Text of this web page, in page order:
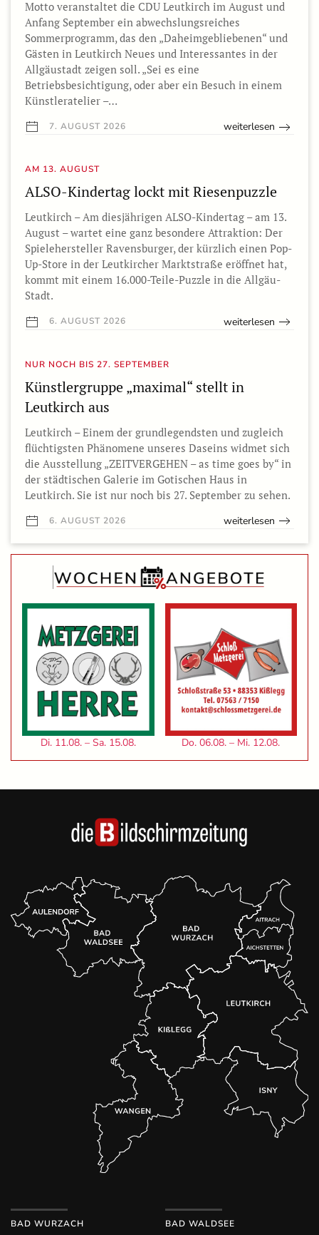
Motto veranstaltet die CDU Leutkirch im August und
Anfang September ein abwechslungsreiches
Sommerprogramm, das den „Daheimgebliebenen“ und
Gästen in Leutkirch Neues und Interessantes in der
Allgäustadt zeigen soll. „Sei es eine
Betriebsbesichtigung, oder aber ein Besuch in einem
Künstleratelier –…
7. AUGUST 2026 weiterlesen
AM 13. AUGUST
ALSO-Kindertag lockt mit Riesenpuzzle
Leutkirch – Am diesjährigen ALSO-Kindertag – am 13.
August – wartet eine ganz besondere Attraktion: Der
Spielehersteller Ravensburger, der kürzlich einen Pop-
Up-Store in der Leutkircher Marktstraße eröffnet hat,
kommt mit einem 16.000-Teile-Puzzle in die Allgäu-
Stadt.
6. AUGUST 2026 weiterlesen
NUR NOCH BIS 27. SEPTEMBER
Künstlergruppe „maximal“ stellt in
Leutkirch aus
Leutkirch – Einem der grundlegendsten und zugleich
flüchtigsten Phänomene unseres Daseins widmet sich
die Ausstellung „ZEITVERGEHEN – as time goes by“ in
der städtischen Galerie im Gotischen Haus in
Leutkirch. Sie ist nur noch bis 27. September zu sehen.
6. AUGUST 2026 weiterlesen
Di. 11.08. – Sa. 15.08. Do. 06.08. – Mi. 12.08.
BAD WURZACH BAD WALDSEE